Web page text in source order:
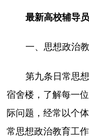
最新高校辅导
一、思想政治
第九条日常思
宿舍楼，了解每一
际问题，经常以个
常思想政治教育工